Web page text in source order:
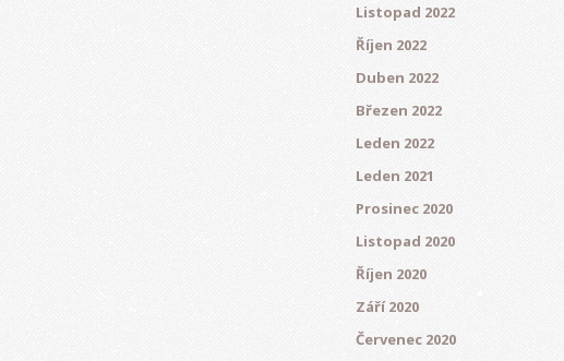
Listopad 2022
Říjen 2022
Duben 2022
Březen 2022
Leden 2022
Leden 2021
Prosinec 2020
Listopad 2020
Říjen 2020
Září 2020
Červenec 2020